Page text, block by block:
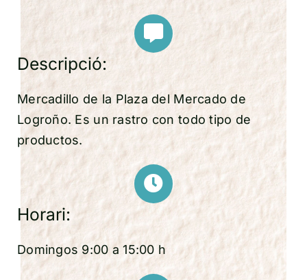
Descripció:
Mercadillo de la Plaza del Mercado de
Logroño. Es un rastro con todo tipo de
productos.
Horari:
Domingos 9:00 a 15:00 h